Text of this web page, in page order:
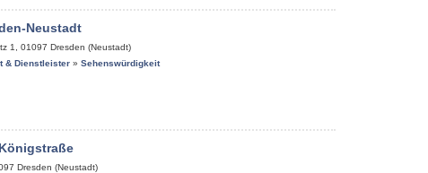
Neustadt
1 01097 Dresden (Neustadt)
& Dienstleister » Sehenswürdigkeit
Dresden (Neustadt)